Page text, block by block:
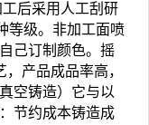
后采用人工刮研
等级。非加工面喷
己订制颜色。摇
产品成品率高，
空铸造）它与以
节约成本铸造成